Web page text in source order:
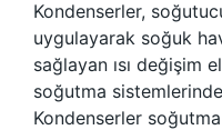
Kondenserler,
uygulayarak soğuk
sağlayan ısı değişim
soğutma
Kondenserler